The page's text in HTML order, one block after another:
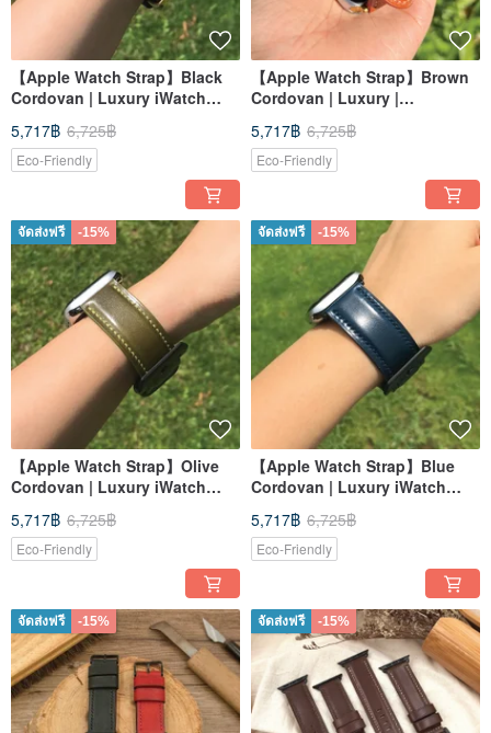
【Apple Watch Strap】Black
Cordovan | Luxury iWatch
Band | Elegant & Heavy
5,717฿ 6,725฿
Eco-Friendly
【Apple Watch Strap】Brown
Cordovan | Luxury |
Handmade Leather in Hong
Kong
5,717฿ 6,725฿
Eco-Friendly
จัดส่งฟรี -15%
【Apple Watch Strap】Olive
Cordovan | Luxury iWatch
Band | Elegant & Heavy
5,717฿ 6,725฿
Eco-Friendly
จัดส่งฟรี -15%
【Apple Watch Strap】Blue
Cordovan | Luxury iWatch
Band | Elegant & Heavy
5,717฿ 6,725฿
Eco-Friendly
จัดส่งฟรี -15% จัดส่งฟรี -15%